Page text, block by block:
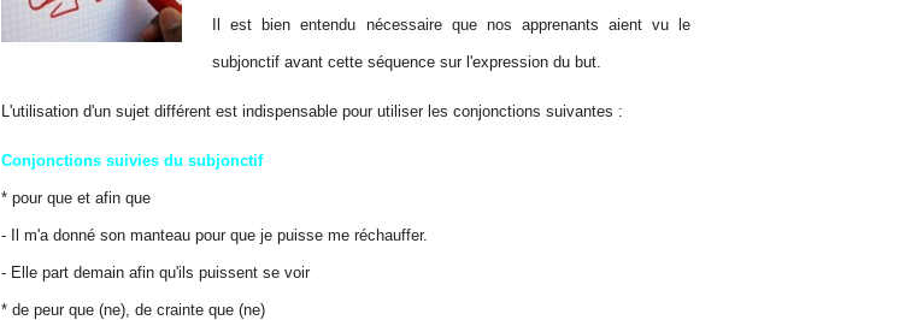
Il est bien entendu nécessaire que nos apprenants aient vu le
subjonctif avant cette séquence sur l'expression du but.
L'utilisation d'un sujet différent est indispensable pour utiliser les conjonctions suivantes :
Conjonctions suivies du subjonctif
* pour que et afin que
- Il m'a donné son manteau pour que je puisse me réchauffer.
- Elle part demain afin qu'ils puissent se voir
* de peur que (ne), de crainte que (ne)